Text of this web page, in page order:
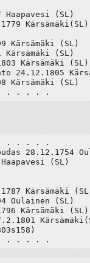
Haapavesi (SL)
Kärsämäki(SL)
Kärsämäki (SL)
(SL)
Kärsämäki (SL)
24.12.1805
Kärsämäki (SL)
. . . . .
. . . . .
28.12.1754
(SL)
Kärsämäki
Oulainen (SL)
Kärsämäki (SL)
. . . . .